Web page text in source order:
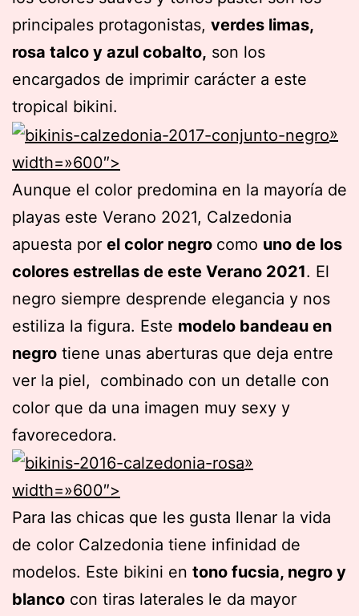
principales protagonistas, verdes limas,
rosa talco y azul cobalto, son los
encargados de imprimir carácter a este
tropical bikini.
»
width=»600″>
Aunque el color predomina en la mayoría de
playas este Verano 2021, Calzedonia
apuesta por el color negro como uno de los
colores estrellas de este Verano 2021. El
negro siempre desprende elegancia y nos
estiliza la figura. Este modelo bandeau en
negro tiene unas aberturas que deja entre
ver la piel, combinado con un detalle con
color que da una imagen muy sexy y
favorecedora.
»
width=»600″>
Para las chicas que les gusta llenar la vida
de color Calzedonia tiene infinidad de
modelos. Este bikini en tono fucsia, negro y
blanco con tiras laterales le da mayor